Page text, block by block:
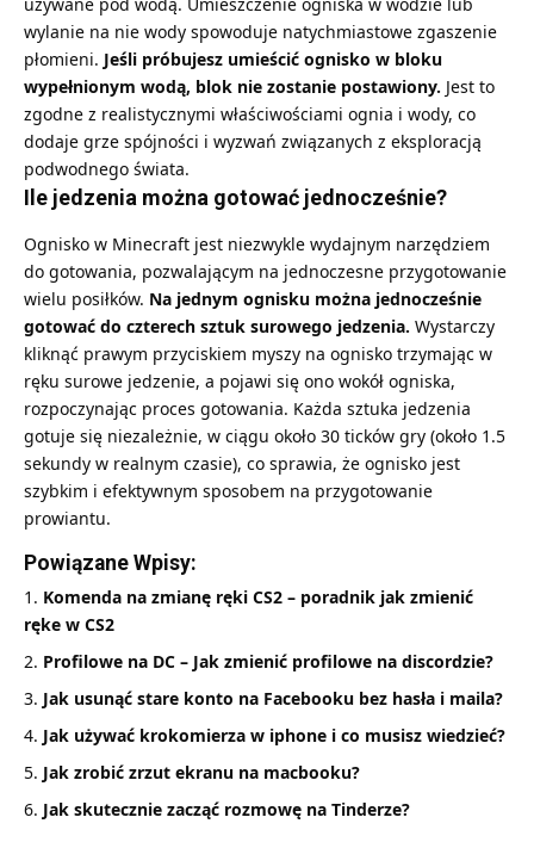
wylanie na nie wody spowoduje natychmiastowe zgaszenie
płomieni. Jeśli próbujesz umieścić ognisko w bloku
wypełnionym wodą, blok nie zostanie postawiony. Jest to
zgodne z realistycznymi właściwościami ognia i wody, co
dodaje grze spójności i wyzwań związanych z eksploracją
podwodnego świata.
Ile jedzenia można gotować jednocześnie?
Ognisko w Minecraft jest niezwykle wydajnym narzędziem
do gotowania, pozwalającym na jednoczesne przygotowanie
wielu posiłków. Na jednym ognisku można jednocześnie
gotować do czterech sztuk surowego jedzenia. Wystarczy
kliknąć prawym przyciskiem myszy na ognisko trzymając w
ręku surowe jedzenie, a pojawi się ono wokół ogniska,
rozpoczynając proces gotowania. Każda sztuka jedzenia
gotuje się niezależnie, w ciągu około 30 ticków gry (około 1.5
sekundy w realnym czasie), co sprawia, że ognisko jest
szybkim i efektywnym sposobem na przygotowanie
prowiantu.
Powiązane Wpisy:
Komenda na zmianę ręki CS2 – poradnik jak zmienić
ręke w CS2
Profilowe na DC – Jak zmienić profilowe na discordzie?
Jak usunąć stare konto na Facebooku bez hasła i maila?
Jak używać krokomierza w iphone i co musisz wiedzieć?
Jak zrobić zrzut ekranu na macbooku?
Jak skutecznie zacząć rozmowę na Tinderze?